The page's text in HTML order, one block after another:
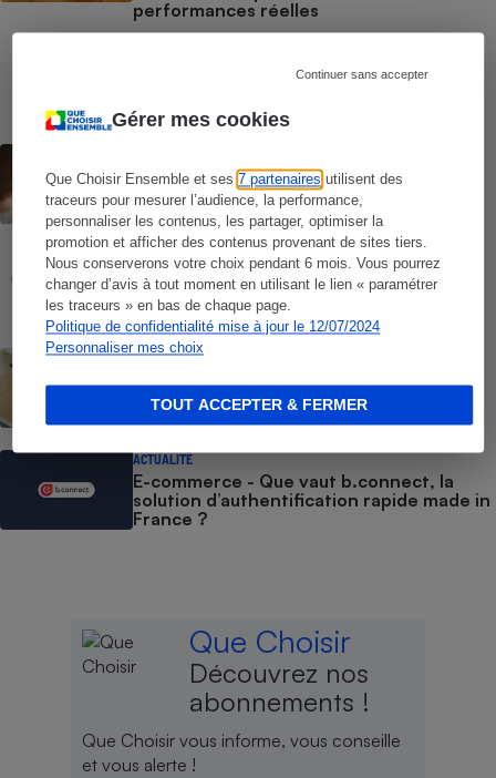
Gérer mes cookies
Que Choisir Ensemble et ses7 partenaires utilisent des
traceurs pour mesurer l’audience, la performance,
personnaliser les contenus, les partager, optimiser la
promotion et afficher des contenus provenant de sites tiers.
Nous conserverons votre choix pendant 6 mois. Vous pourrez
changer d’avis à tout moment en utilisant le lien « paramétrer
les traceurs » en bas de chaque page.
Politique de confidentialité mise à jour le 12/07/2024
Personnaliser mes choix
Continuer sans accepter
TOUT ACCEPTER & FERMER
performances réelles
Liseuses - Le protocole
Windows 10 - Comment réagir face à la
fin des mises à jour
COMMENT NOUS TESTONS
Tablettes tactiles - Le protocole
BRÈVE
Tablettes tactiles - iPad, Android,
Windows : nos tests révèlent les vraies
différences
ACTUALITÉ
E-commerce - Que vaut b.connect, la
solution d’authentification rapide made in
France ?
Que Choisir
Découvrez nos
abonnements !
Que Choisir vous informe, vous conseille
et vous alerte !